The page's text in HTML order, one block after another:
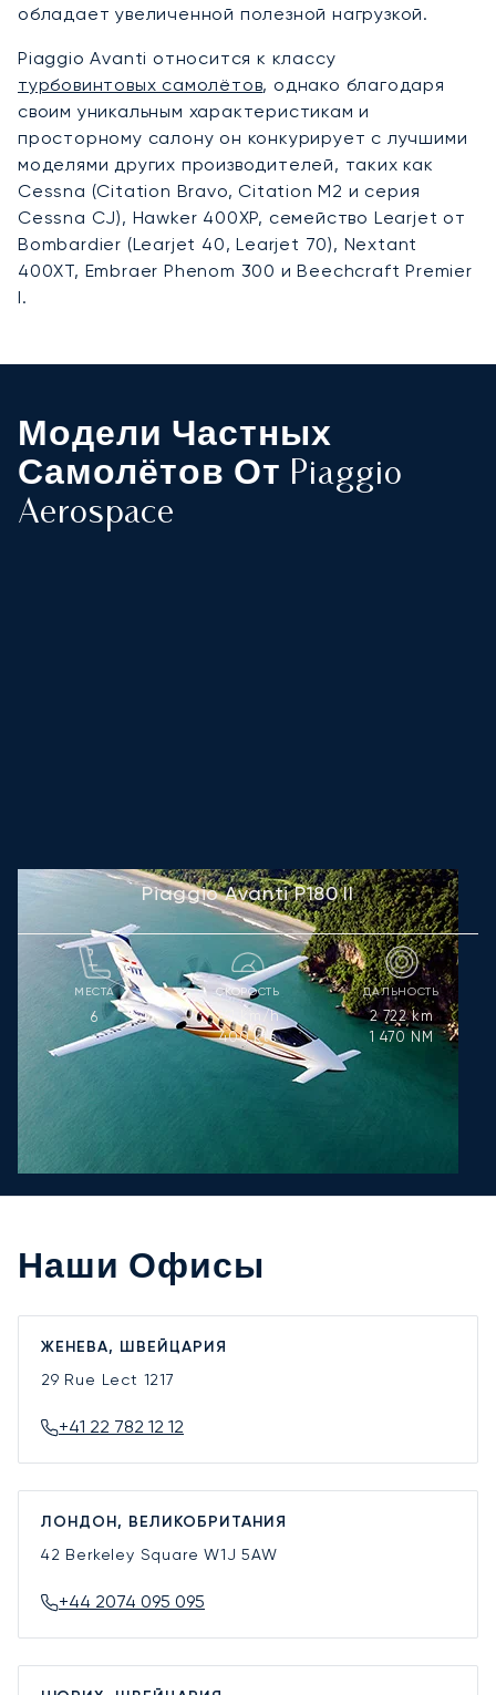
обладает увеличенной полезной нагрузкой.
Piaggio Avanti относится к классу
турбовинтовых самолётов, однако благодаря
своим уникальным характеристикам и
просторному салону он конкурирует с лучшими
моделями других производителей, таких как
Cessna (Citation Bravo, Citation M2 и серия
Cessna CJ), Hawker 400XP, семейство Learjet от
Bombardier (Learjet 40, Learjet 70), Nextant
400XT, Embraer Phenom 300 и Beechcraft Premier
I.
Модели Частных
Самолётов От Piaggio
Aerospace
Piaggio Avanti P180 II
МЕСТА
6
СКОРОСТЬ
741
km/h
400kts
ДАЛЬНОСТЬ
2 722km
1 470 NM
Наши Офисы
ЖЕНЕВА, ШВЕЙЦАРИЯ
29 Rue Lect 1217
+41 22 782 12 12
ЛОНДОН, ВЕЛИКОБРИТАНИЯ
42 Berkeley SquareW1J 5AW
+44 2074 095 095